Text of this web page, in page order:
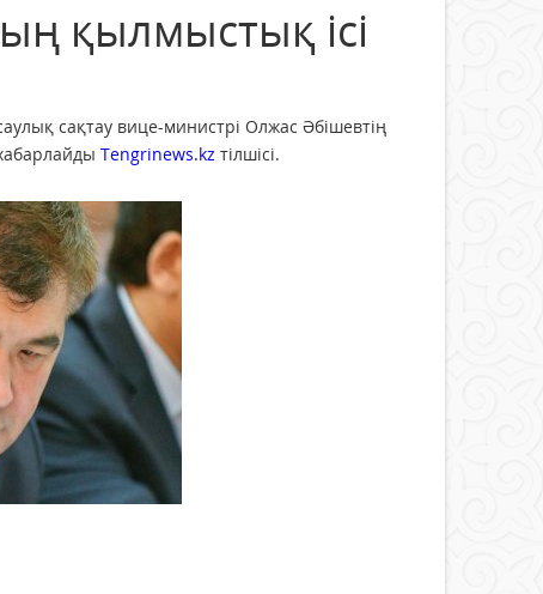
қылмыстық ісі
сақтау вице-министрі Олжас Әбішевтің
Tengrinews.kz тілшісі.